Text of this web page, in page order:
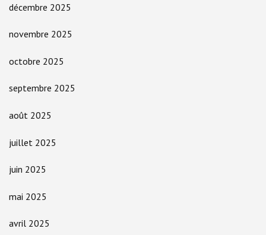
décembre 2025
novembre 2025
octobre 2025
septembre 2025
août 2025
juillet 2025
juin 2025
mai 2025
avril 2025